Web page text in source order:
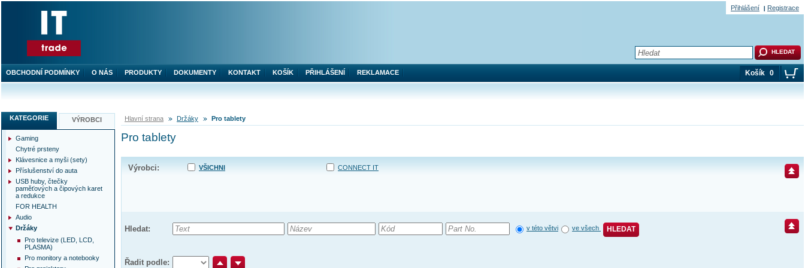
Hlavní strana Držáky Pro tablety
Pro tablety
Výrobci: VŠICHNI CONNECT IT
Hledat: v této větvi ve všech HLEDAT
Řadit podle:
KATEGORIE VÝROBCI
Gaming
Chytré prsteny
Klávesnice a myši (sety)
Příslušenství do auta
USB huby, čtečky
paměťových a čipových karet
a redukce
FOR HEALTH
Audio
Držáky
Pro televize (LED, LCD,
PLASMA)
Pro monitory a notebooky
OBCHODNÍ PODMÍNKY O NÁS PRODUKTY DOKUMENTY KONTAKT KOŠÍK PŘIHLÁŠENÍ REKLAMACE Košík 0
Přihlášení Registrace